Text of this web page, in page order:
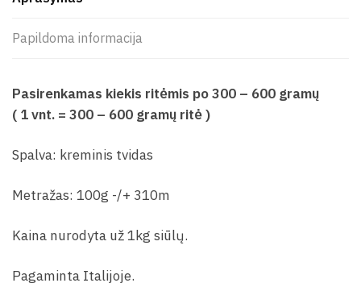
Papildoma informacija
Pasirenkamas kiekis ritėmis po 300 – 600 gramų
( 1 vnt. = 300 – 600 gramų ritė )
Spalva: kreminis tvidas
Metražas: 100g -/+ 310m
Kaina nurodyta už 1kg siūlų.
Pagaminta Italijoje.